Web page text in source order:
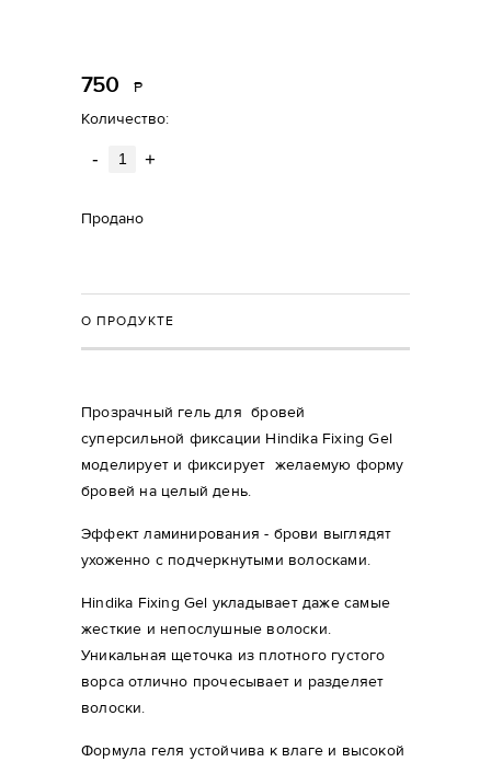
750 Р
Количество:
- +
Продано
О ПРОДУКТЕ
Прозрачный гель для бровей
суперсильной фиксации Hindika Fixing Gel
моделирует и фиксирует желаемую форму
бровей на целый день.
Эффект ламинирования - брови выглядят
ухоженно с подчеркнутыми волосками.
Hindika Fixing Gel укладывает даже самые
жесткие и непослушные волоски.
Уникальная щеточка из плотного густого
ворса отлично прочесывает и разделяет
волоски.
Формула геля устойчива к влаге и высокой